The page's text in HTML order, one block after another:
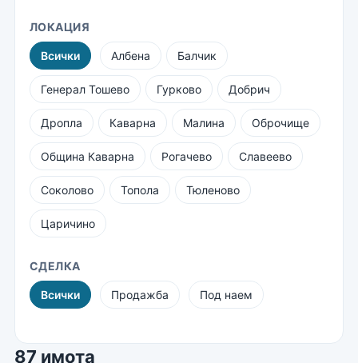
ЛОКАЦИЯ
Всички Албена Балчик
Генерал Тошево Гурково Добрич
Дропла Каварна Малина Оброчище
Община Каварна Рогачево Славеево
Соколово Топола Тюленово
Царичино
СДЕЛКА
Всички Продажба Под наем
87 имота